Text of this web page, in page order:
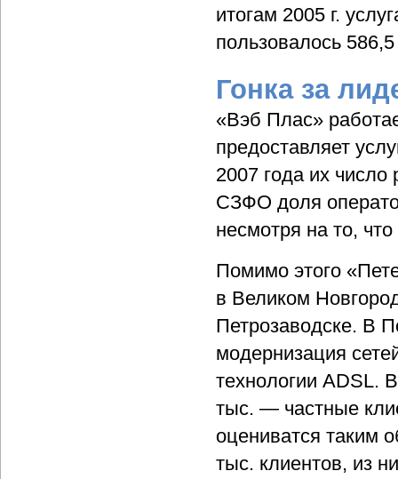
итогам 2005 г.
пользовалось
Гонка за
«Вэб Плас»
предоставляет
2007 года их
СЗФО доля
несмотря на то,
Помимо этого
в Великом
Петрозаводске. В
модернизация
технологии ADSL.
тыс. — частные
оцениватся таким
тыс. клиентов, из